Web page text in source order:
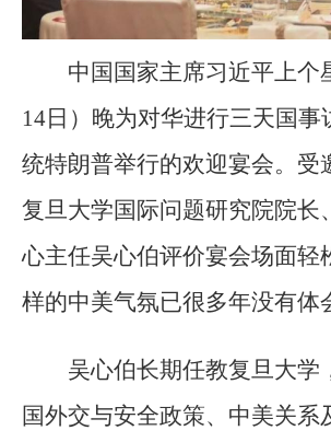
中国国家主席习近平上个
14日）晚为对华进行三天国事
统特朗普举行的欢迎宴会。受
复旦大学国际问题研究院院长
心主任吴心伯评价宴会场面轻
样的中美气氛已很多年没有体
吴心伯长期任教复旦大学
国外交与安全政策、中美关系